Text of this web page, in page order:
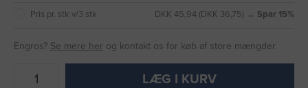
Pris pr. stk v/3 stk DKK 45,94 (DKK 36,75) → Spar 15%
Engros? Se mere her og kontakt os for køb af store mængder.
LÆG I KURV